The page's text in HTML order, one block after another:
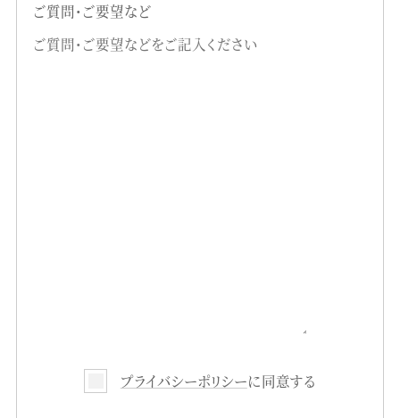
ご質問・ご要望など
プライバシーポリシーに同意する